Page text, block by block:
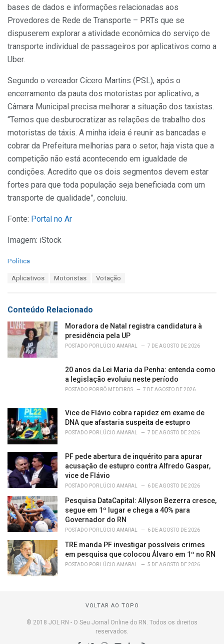
bases de dados e informações relacionadas aos
Provedores de Rede de Transporte – PRTs que se
dispuserem explorar a atividade econômica do serviço de
transporte individual de passageiros por aplicativos como a
Uber.
Segundo o vereador Cícero Martins (PSL), após o
encerramento da pauta dos motoristas por aplicativo, a
Câmara Municipal precisa melhorar a situação dos taxistas.
“Temos que desburocratizar as relações de trabalho dos
motoristas de táxis. A minha ideia é reunir as bancadas e
cobrar da Prefeitura melhorias para o setor, haja vista que a
competição não está acontecendo em igualdade de
condições. Acredito que os dois segmentos devem estar
fortes para que toda população seja beneficiada com um
transporte de qualidade”, concluiu.
Fonte: Portal no Ar
Imagem: iStock
C
o
r
i
e
:
Política
:
Aplicativos Motoristas Votação
Conteúdo Relacionado
Moradora de Natal registra candidatura à
presidência pela UP
POSTADO POR LÚCIO AMARAL 7 DE AGOSTO DE 2026
20 anos da Lei Maria da Penha: entenda como
a legislação evoluiu neste período
POSTADO POR RÔ MEDEIROS 7 DE AGOSTO DE 2026
Vice de Flávio cobra rapidez em exame de
DNA que afastaria suspeita de estupro
POSTADO POR LÚCIO AMARAL 7 DE AGOSTO DE 2026
PF pede abertura de inquérito para apurar
acusação de estupro contra Alfredo Gaspar,
vice de Flávio
POSTADO POR LÚCIO AMARAL 6 DE AGOSTO DE 2026
Pesquisa DataCapital: Allyson Bezerra cresce,
segue em 1º lugar e chega a 40% para
Governador do RN
POSTADO POR LÚCIO AMARAL 6 DE AGOSTO DE 2026
TRE manda PF investigar possíveis crimes
em pesquisa que colocou Álvaro em 1º no RN
POSTADO POR LÚCIO AMARAL 5 DE AGOSTO DE 2026
VOLTAR AO TOPO
© 2018 JOL RN - O Seu Jornal Online do RN. Todos os direitos
reservados.